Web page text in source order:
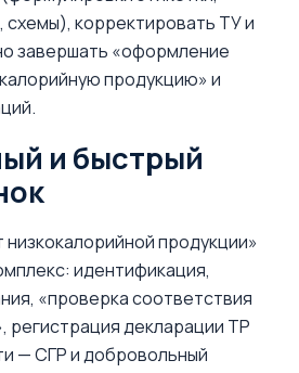
корректировать ТУ и
завершать «оформление
продукцию» и
и быстрый
низкокалорийной продукции»
идентификация,
«проверка соответствия
регистрация декларации ТР
— СГР и добровольный